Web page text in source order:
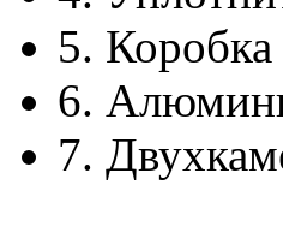
5. Коробка
6.
7.